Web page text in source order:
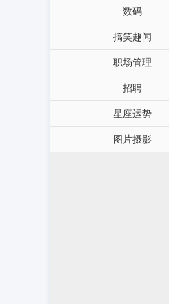
数码
搞笑趣闻
职场管理
招聘
星座运势
图片摄影